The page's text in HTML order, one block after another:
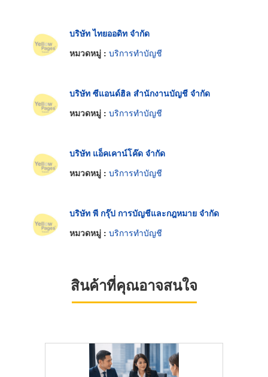
บริษัท ไทยออดิท จำกัด
หมวดหมู่ : บริการทำบัญชี
บริษัท ซีแอนด์ฮิล สำนักงานบัญชี จำกัด
หมวดหมู่ : บริการทำบัญชี
บริษัท แอ็คเคาน์โค๊ด จำกัด
หมวดหมู่ : บริการทำบัญชี
บริษัท พี กรุ๊ป การบัญชีและกฎหมาย จำกัด
หมวดหมู่ : บริการทำบัญชี
สินค้าที่คุณอาจสนใจ